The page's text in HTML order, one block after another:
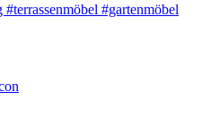
#terrassenmöbel #gartenmöbel